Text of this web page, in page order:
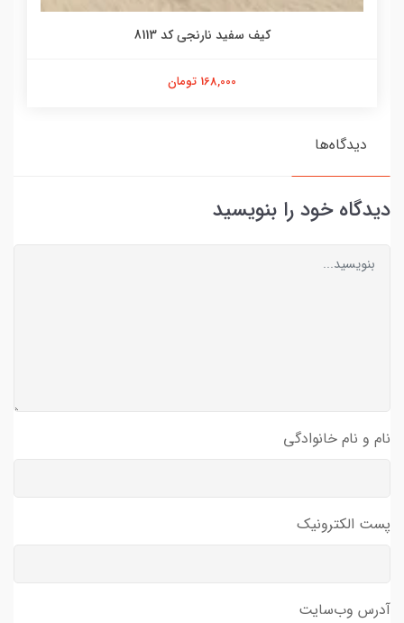
کیف سفید نارنجی کد 8113
168,000 تومان
دیدگاه‌ها
دیدگاه خود را بنویسید
نام و نام خانوادگی
پست الکترونیک
آدرس وب‌سایت